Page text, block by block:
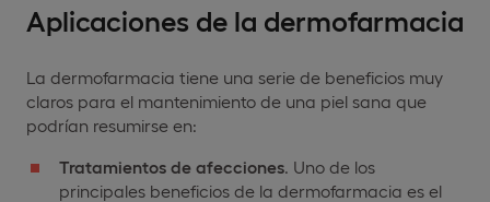
Aplicaciones de la dermofarmacia
La dermofarmacia tiene una serie de beneficios muy
claros para el mantenimiento de una piel sana que
podrían resumirse en:
Tratamientos de afecciones . Uno de los
principales beneficios de la dermofarmacia es el